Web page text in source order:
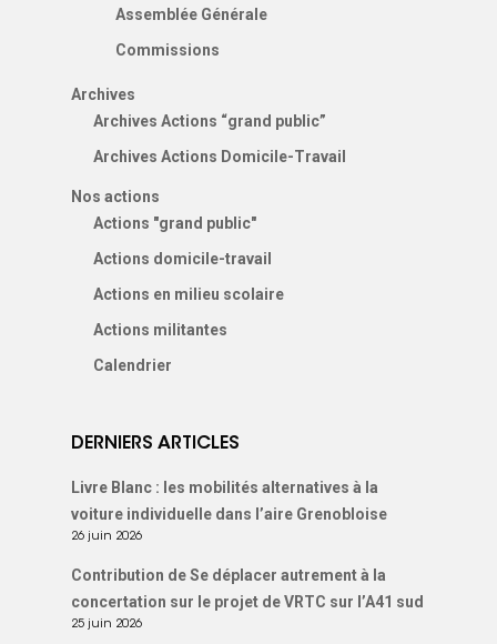
Assemblée Générale
Commissions
Archives
Archives Actions “grand public”
Archives Actions Domicile-Travail
Nos actions
Actions "grand public"
Actions domicile-travail
Actions en milieu scolaire
Actions militantes
Calendrier
DERNIERS ARTICLES
Livre Blanc : les mobilités alternatives à la
voiture individuelle dans l’aire Grenobloise
26 juin 2026
Contribution de Se déplacer autrement à la
concertation sur le projet de VRTC sur l’A41 sud
25 juin 2026